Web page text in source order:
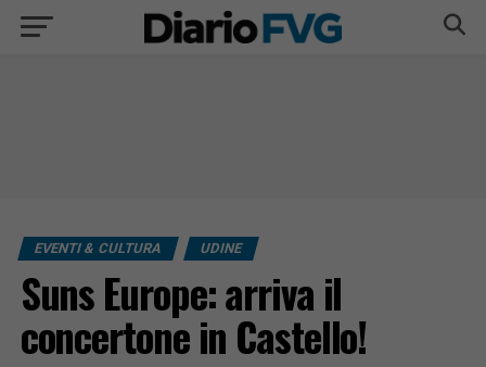
EVENTI & CULTURA UDINE
Suns Europe: arriva il
concertone in Castello!